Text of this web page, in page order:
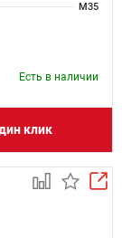
M35
Есть в наличии
клик